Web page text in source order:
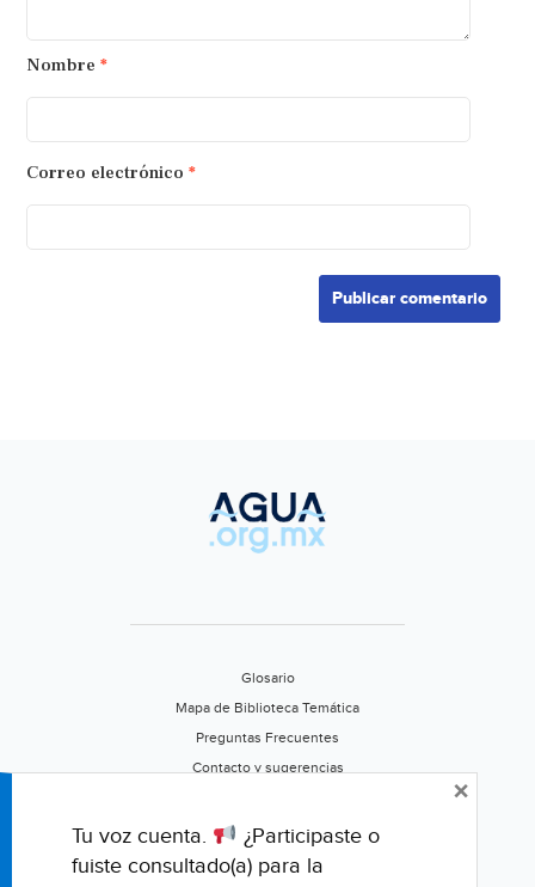
Nombre *
Correo electrónico *
Glosario
Mapa de Biblioteca Temática
Preguntas Frecuentes
Contacto y sugerencias
Califica este portal
Tu voz cuenta.
¿Participaste o
fuiste consultado(a) para la
×